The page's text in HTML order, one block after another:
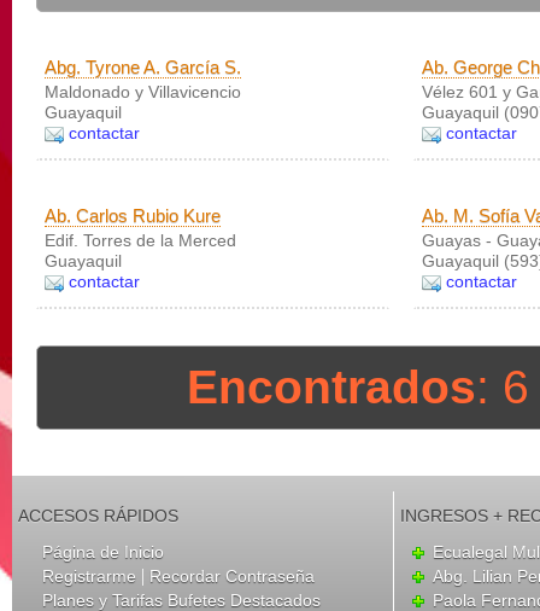
Abg. Tyrone A. García S.
Maldonado y Villavicencio
Guayaquil
contactar
Ab. George
Vélez 601 y
Guayaquil
contactar
Ab. Carlos Rubio Kure
Edif. Torres de la Merced
Guayaquil
contactar
Ab. M. Sofía
Guayas -
Guayaquil
contactar
Encontrados:
ACCESOS RÁPIDOS
Página de Inicio
Registrarme | Recordar Contraseña
Planes y Tarifas Bufetes Destacados
INGRESOS +
Ecualegal
Abg. Lilian
Paola